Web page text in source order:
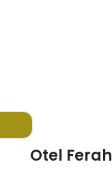
Otel Ferah